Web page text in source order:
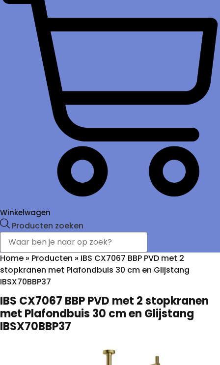
Winkelwagen
Producten zoeken
Home » Producten » IBS CX7067 BBP PVD met 2
stopkranen met Plafondbuis 30 cm en Glijstang
IBSX70BBP37
IBS CX7067 BBP PVD met 2 stopkranen
met Plafondbuis 30 cm en Glijstang
IBSX70BBP37